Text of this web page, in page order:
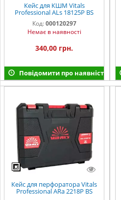
Кейс для КШМ Vitals
Professional ALs 18125P BS
SmartLine
Код: 000120297
Немає в наявності
340,00 грн.
Повідомити про наявність
Кейс для перфоратора Vitals
Professional ARa 2218P BS